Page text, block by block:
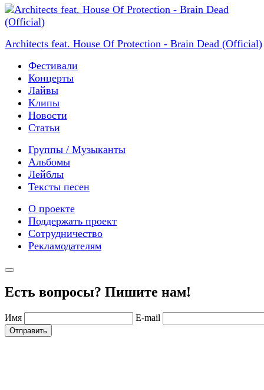
Architects feat. House Of Protection - Brain Dead (Official)
Фестивали
Концерты
Лайвы
Клипы
Новости
Статьи
Группы / Музыканты
Альбомы
Лейблы
Тексты песен
О проекте
Поддержать проект
Сотрудничество
Рекламодателям
Есть вопросы? Пишите нам!
Имя E-mail